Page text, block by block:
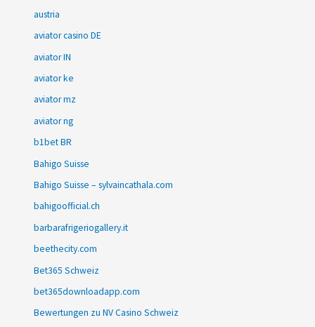
austria
aviator casino DE
aviator IN
aviator ke
aviator mz
aviator ng
b1bet BR
Bahigo Suisse
Bahigo Suisse – sylvaincathala.com
bahigoofficial.ch
barbarafrigeriogallery.it
beethecity.com
Bet365 Schweiz
bet365downloadapp.com
Bewertungen zu NV Casino Schweiz